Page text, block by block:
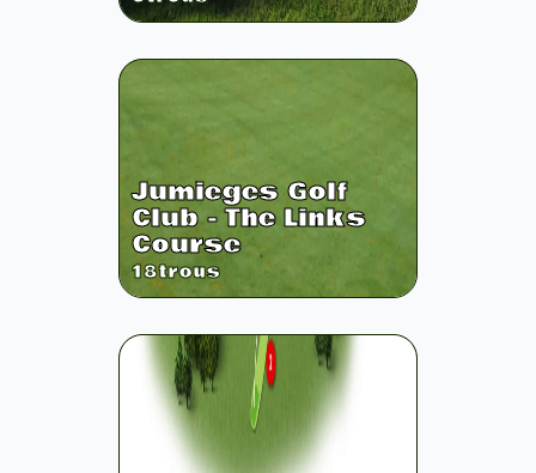
Jumieges Golf
Club - The Links
Course
18trous